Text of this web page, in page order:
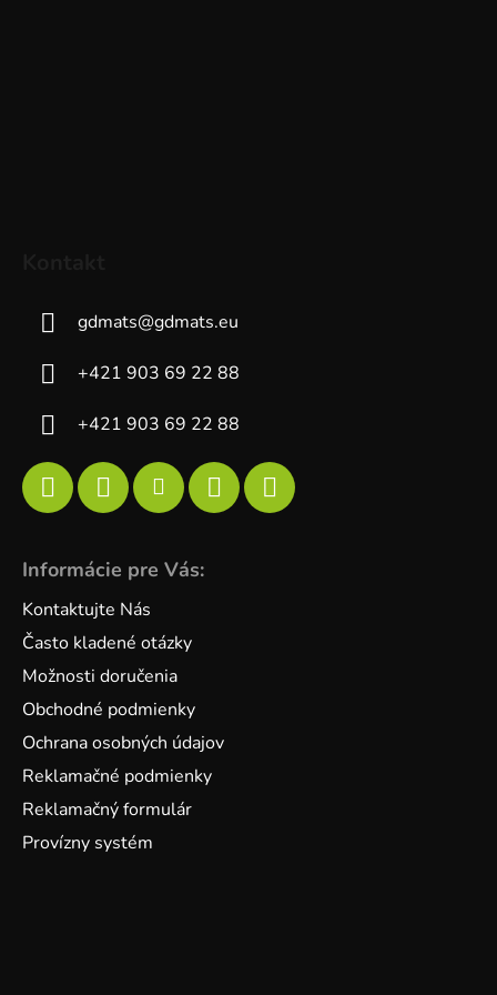
gdmats@gdmats.eu
+421 903 69 22 88
+421 903 69 22 88
Informácie pre Vás:
Kontaktujte Nás
Často kladené otázky
Možnosti doručenia
Obchodné podmienky
Ochrana osobných údajov
Reklamačné podmienky
Reklamačný formulár
Provízny systém